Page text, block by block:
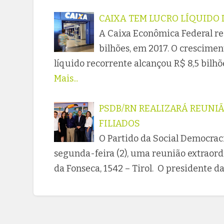
CAIXA TEM LUCRO LÍQUIDO
A Caixa Econômica Federal
bilhões, em 2017. O
líquido recorrente alcançou R$ 8,5
Mais...
PSDB/RN REALIZARÁ
FILIADOS
O Partido da Social
segunda-feira (2), uma reunião
da Fonseca, 1542 – Tirol. O presidente